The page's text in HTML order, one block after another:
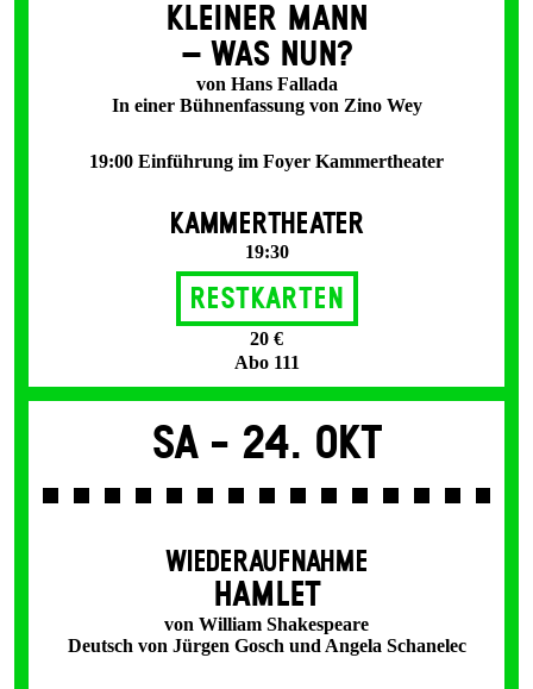
KLEINER MANN
– WAS NUN?
von Hans Fallada
In einer Bühnenfassung von Zino Wey
19:00 Einführung im Foyer Kammertheater
KAMMERTHEATER
19:30
Restkarten
20 €
Abo 111
Sa - 24. Okt
WIEDERAUFNAHME
HAMLET
von William Shakespeare
Deutsch von Jürgen Gosch und Angela Schanelec